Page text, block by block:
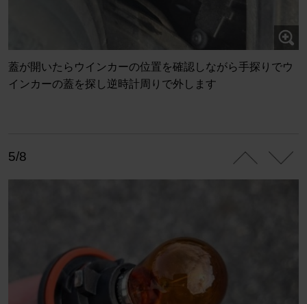
蓋が開いたらウインカーの位置を確認しながら手探りでウ
インカーの蓋を探し逆時計周りで外します
5/8